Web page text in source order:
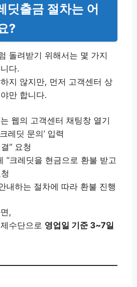
딧출금 절차는 어
?
돌려받기 위해서는 몇 가지
다.
지 않지만, 먼저 고객센터 상
만 합니다.
웹의 고객센터 채팅창 열기
레딧 문의’ 입력
” 요청
“크레딧을 현금으로 환불 받고
내하는 절차에 따라 환불 진행
,
수단으로 영업일 기준 3~7일